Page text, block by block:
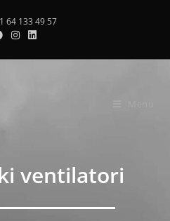
64 133 49 57
ventilatori